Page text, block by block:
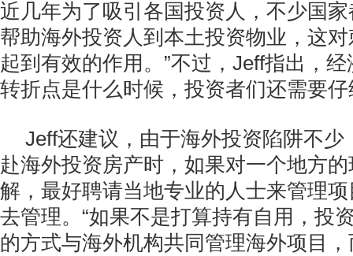
近几年为了吸引各国投资人，不少国
帮助海外投资人到本土投资物业，这
起到有效的作用。”不过，Jeff指出，
转折点是什么时候，投资者们还需要
Jeff还建议，由于海外投资陷阱不少
赴海外投资房产时，如果对一个地方
解，最好聘请当地专业的人士来管理
去管理。“如果不是打算持有自用，投
的方式与海外机构共同管理海外项目